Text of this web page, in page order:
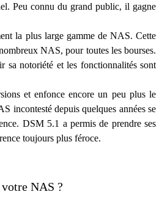
Peu connu du grand public, il gagne
la plus large gamme de NAS. Cette
NAS, pour toutes les bourses.
sa notoriété et les fonctionnalités sont
et enfonce encore un peu plus le
incontesté depuis quelques années se
DSM 5.1 a permis de prendre ses
toujours plus féroce.
NAS ?